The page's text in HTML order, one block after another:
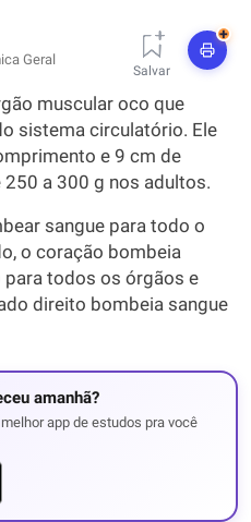
Geral
Salvar
+
muscular oco que
sistema circulatório. Ele
e 9 cm de
250 a 300 g nos adultos.
sangue para todo o
o coração bombeia
para todos os órgãos e
direito bombeia sangue
amanhã?
app de estudos pra você